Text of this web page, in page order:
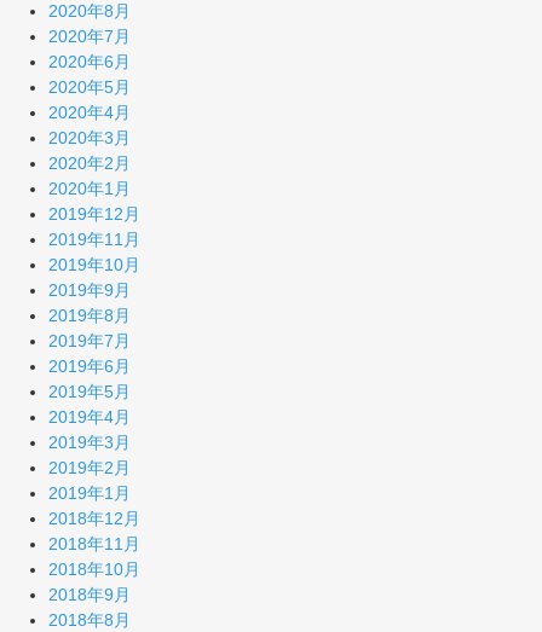
2020年8月
2020年7月
2020年6月
2020年5月
2020年4月
2020年3月
2020年2月
2020年1月
2019年12月
2019年11月
2019年10月
2019年9月
2019年8月
2019年7月
2019年6月
2019年5月
2019年4月
2019年3月
2019年2月
2019年1月
2018年12月
2018年11月
2018年10月
2018年9月
2018年8月